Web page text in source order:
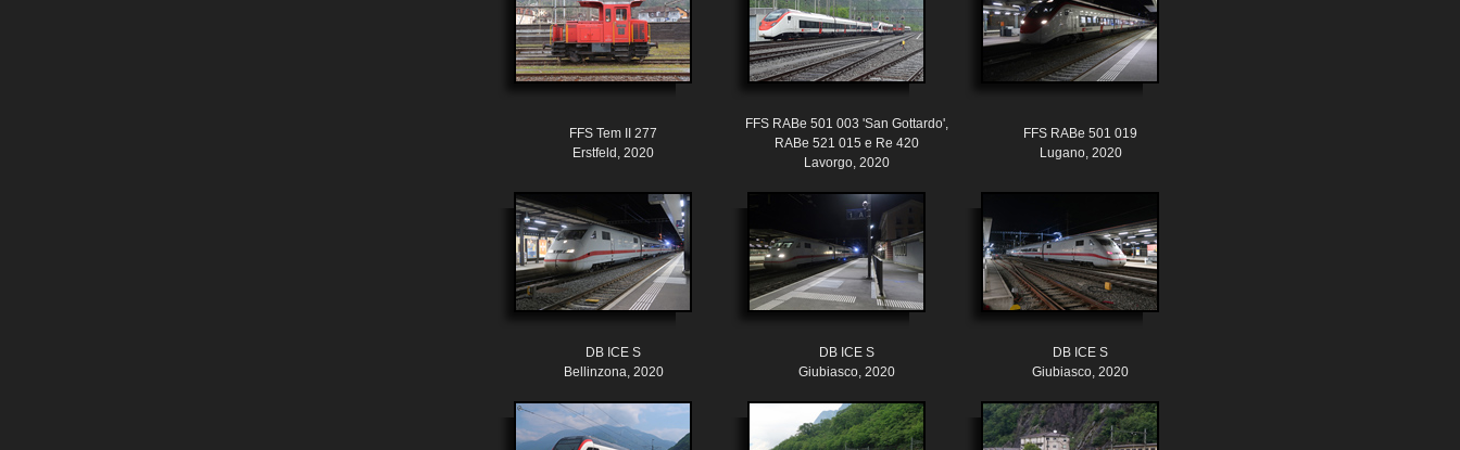
FFS Tem II 277
Erstfeld, 2020
FFS RABe 501 003 'San Gottardo',
RABe 521 015 e Re 420
Lavorgo, 2020
FFS RABe 501 019
Lugano, 2020
DB ICE S
Bellinzona, 2020
DB ICE S
Giubiasco, 2020
DB ICE S
Giubiasco, 2020